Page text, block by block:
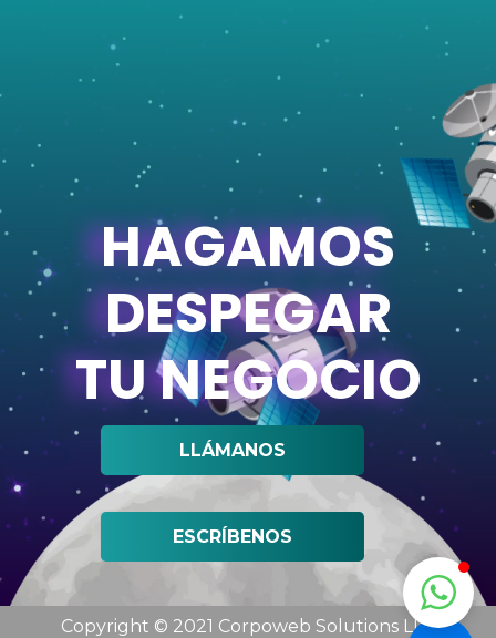
HAGAMOS
DESPEGAR
TU NEGOCIO
LLÁMANOS
ESCRÍBENOS
Copyright © 2021 Corpoweb Solutions LLC